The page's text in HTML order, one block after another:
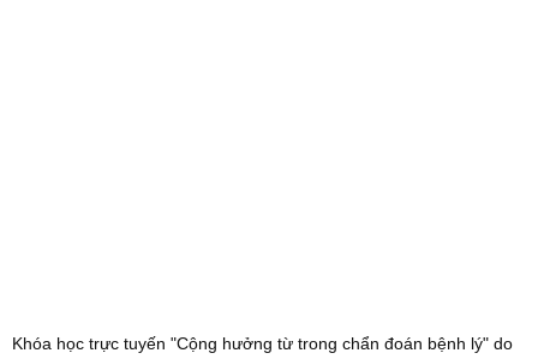
Khóa học trực tuyến "Cộng hưởng từ trong chẩn đoán bệnh lý" do